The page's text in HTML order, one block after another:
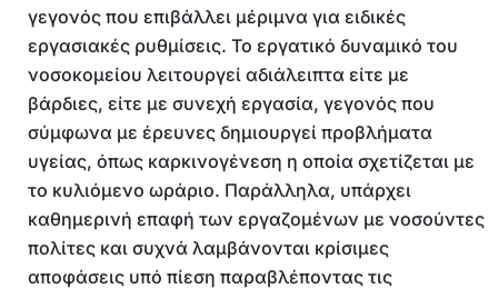
γεγονός που επιβάλλει μέριμνα για ειδικές
εργασιακές ρυθμίσεις. Το εργατικό δυναμικό του
νοσοκομείου λειτουργεί αδιάλειπτα είτε με
βάρδιες, είτε με συνεχή εργασία, γεγονός που
σύμφωνα με έρευνες δημιουργεί προβλήματα
υγείας, όπως καρκινογένεση η οποία σχετίζεται με
το κυλιόμενο ωράριο. Παράλληλα, υπάρχει
καθημερινή επαφή των εργαζομένων με νοσούντες
πολίτες και συχνά λαμβάνονται κρίσιμες
αποφάσεις υπό πίεση παραβλέποντας τις